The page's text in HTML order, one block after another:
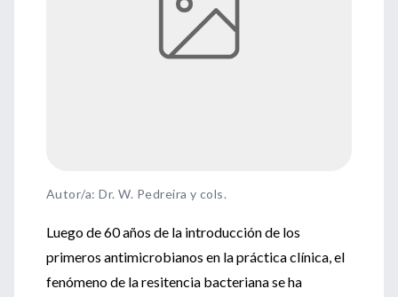
Autor/a: Dr. W. Pedreira y cols.
Luego de 60 años de la introducción de los
primeros antimicrobianos en la práctica clínica, el
fenómeno de la resitencia bacteriana se ha